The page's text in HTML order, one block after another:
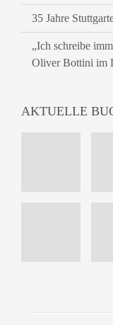
35 Jahre
„Ich schreibe
Oliver Bottini im
AKTUELLE